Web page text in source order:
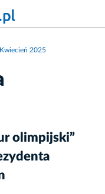
Kwiecień 2025
olimpijski”